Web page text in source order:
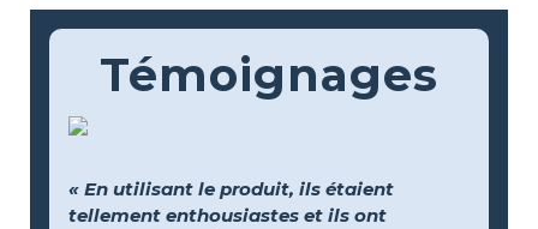
Témoignages
« En utilisant le produit, ils étaient
tellement enthousiastes et ils ont